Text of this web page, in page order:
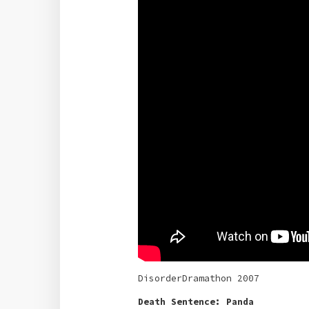
DisorderDramathon 2007
Death Sentence: Panda